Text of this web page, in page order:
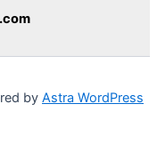
by Astra WordPress